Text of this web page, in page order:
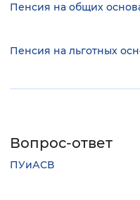
Пенсия на общих
Пенсия на льготных
Вопрос-ответ
ПУиАСВ